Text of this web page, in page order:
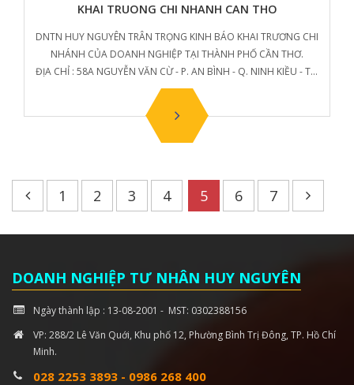
KHAI TRUONG CHI NHANH CAN THO
DNTN HUY NGUYÊN TRÂN TRỌNG KINH BÁO KHAI TRƯƠNG CHI
NHÁNH CỦA DOANH NGHIỆP TẠI THÀNH PHỐ CẦN THƠ.
ĐỊA CHỈ : 58A NGUYỄN VĂN CỪ - P. AN BÌNH - Q. NINH KIỀU - TP.
CAN THƠ.
ĐT : 0988 148 946 / 0388 628 816
EMAIL : ketoan-cantho@huynguyen.com.vn
1 2 3 4 5 6 7
DOANH NGHIỆP TƯ NHÂN HUY NGUYÊN
Ngày thành lập : 13-08-2001 - MST: 0302388156
VP: 288/2 Lê Văn Quới, Khu phố 12, Phường Bình Trị Đông, TP. Hồ Chí
Minh.
028 2253 3893 - 0986 268 400